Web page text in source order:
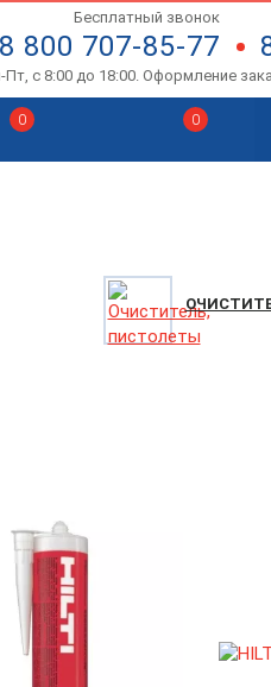
Бесплатный звонок
8 800 707-85-77
Пт, с 8:00 до 18:00. Оформление
0 0